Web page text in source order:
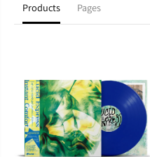
Products Pages